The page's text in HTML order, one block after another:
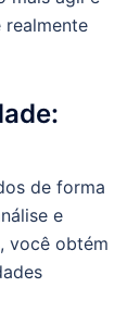
de forma
e
você obtém